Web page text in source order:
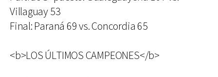
Villaguay 53
Final: Paraná 69 vs. Concordia 65
<b>LOS ÚLTIMOS CAMPEONES</b>